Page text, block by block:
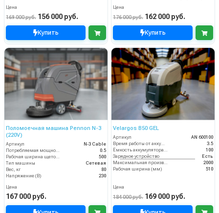
Цена
169 000 руб. 156 000 руб.
Купить
Цена
176 000 руб. 162 000 руб.
Купить
Поломоечная машина Pennon N-3
(220V)
Артикул
N-3 Cable
0.5
500
Тип машины
Сетевая
Вес, кг
80
Напряжение (В)
230
Цена
167 000 руб.
Velargos B50 GEL
Артикул
AN 600100
Время работы от аккумуляторов (ч)
3.5
100
Зарядное устройство
Есть
2000
Рабочая ширина (мм)
510
Цена
184 000 руб. 169 000 руб.